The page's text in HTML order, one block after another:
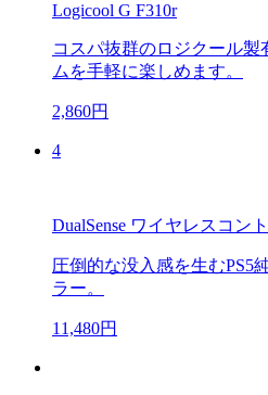
Logicool G F310r
コスパ抜群のロジクール製
ムを手軽に楽しめます。
2,860円
4
DualSense ワイヤレスコン
圧倒的な没入感を生むPS5
ラー。
11,480円